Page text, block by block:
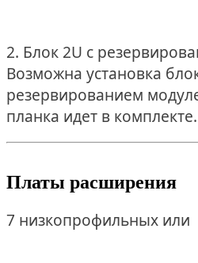
2. Блок 2U с
Возможна установка
резервированием
планка идет в комплекте.
Платы расширения
7 низкопрофильных или